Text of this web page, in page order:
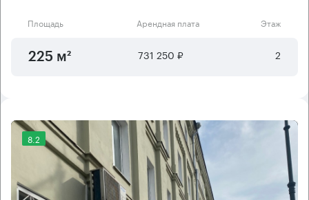
Площадь Арендная плата Этаж
225 м² 731 250 ₽ 2
8.2